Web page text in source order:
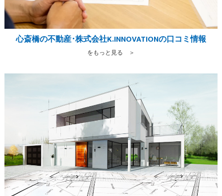
心斎橋の不動産･株式会社K.INNOVATIONの口コミ情報
をもっと見る ＞